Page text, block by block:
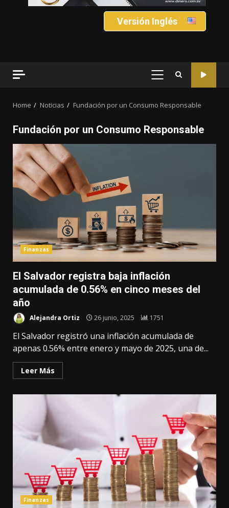
Versión Inglés
PRIMARY
Home Noticias Fundación por un Consumo Responsable
Fundación por un Consumo Responsable
Finanzas
El Salvador registra baja inflación
acumulada de 0.56% en cinco meses del
año
Alejandra Ortiz 26 junio, 2025 1751
El Salvador registró una inflación acumulada de
apenas 0.56% entre enero y mayo de 2025, una de...
Leer Más
Finanzas